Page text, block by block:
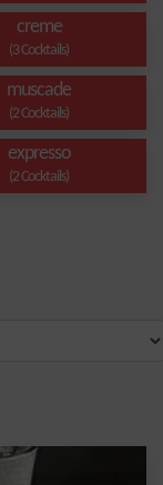
creme
(3 Cocktails)
muscade
(2 Cocktails)
expresso
(2 Cocktails)